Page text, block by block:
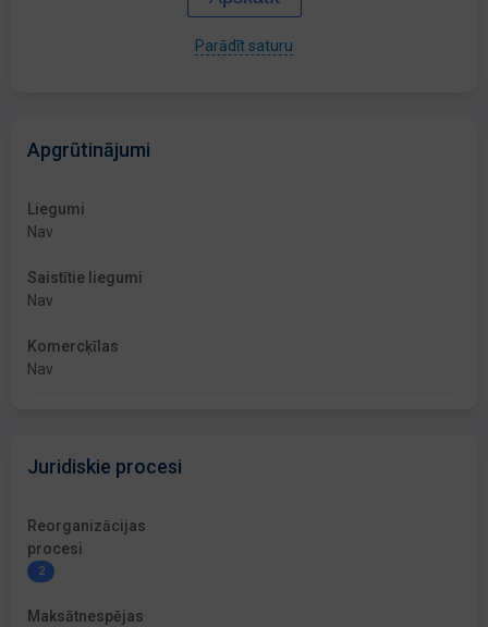
Parādīt saturu
Apgrūtinājumi
Liegumi
Nav
Saistītie liegumi
Nav
Komercķīlas
Nav
Juridiskie procesi
Reorganizācijas
procesi
2
Maksātnespējas